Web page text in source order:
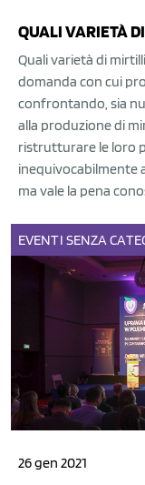
QUALI VARIETÀ
Quali varietà di
domanda con cui
confrontando, sia
alla produzione di
ristrutturare le loro
inequivocabilmente
ma vale la pena
EVENTI SENZA
26 gen 2021